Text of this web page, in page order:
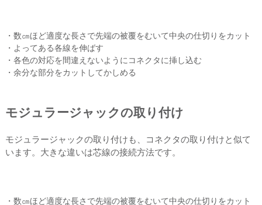
・数㎝ほど適度な長さで先端の被覆をむいて中央の仕切りをカット
・よってある各線を伸ばす
・各色の対応を間違えないようにコネクタに挿し込む
・余分な部分をカットしてかしめる
モジュラージャックの取り付け
モジュラージャックの取り付けも、コネクタの取り付けと似て
います。大きな違いは芯線の接続方法です。
・数㎝ほど適度な長さで先端の被覆をむいて中央の仕切りをカット